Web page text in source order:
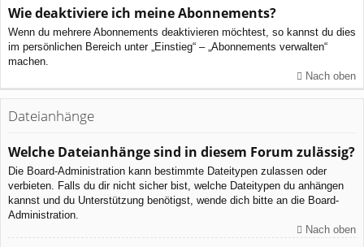
Wie deaktiviere ich meine Abonnements?
Wenn du mehrere Abonnements deaktivieren möchtest, so kannst du dies
im persönlichen Bereich unter „Einstieg“ – „Abonnements verwalten“
machen.
Nach oben
Dateianhänge
Welche Dateianhänge sind in diesem Forum zulässig?
Die Board-Administration kann bestimmte Dateitypen zulassen oder
verbieten. Falls du dir nicht sicher bist, welche Dateitypen du anhängen
kannst und du Unterstützung benötigst, wende dich bitte an die Board-
Administration.
Nach oben